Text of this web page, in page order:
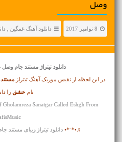
وصل
8 نوامبر 2017 دانلود آهنگ غمگین
دانلود تیتراژ مستند جام وصل
در این لحظه از نفیس موزیک آهنگ تیتراژ
نام عشق را
Sanatgar Called Eshgh From
♫•*¨*• دانلود تیتراژ زیبای مستند